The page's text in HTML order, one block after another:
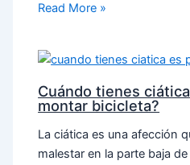
Read More »
Cuándo tienes
montar bicicleta?
La ciática es una afección
malestar en la parte baja